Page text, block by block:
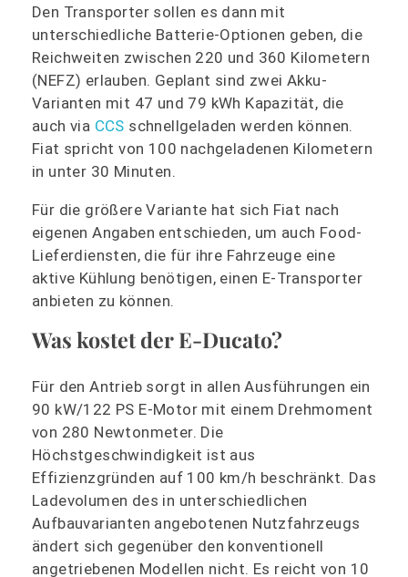
Den Transporter sollen es dann mit
unterschiedliche Batterie-Optionen geben, die
Reichweiten zwischen 220 und 360 Kilometern
(NEFZ) erlauben. Geplant sind zwei Akku-
Varianten mit 47 und 79 kWh Kapazität, die
auch via CCS schnellgeladen werden können.
Fiat spricht von 100 nachgeladenen Kilometern
in unter 30 Minuten.
Für die größere Variante hat sich Fiat nach
eigenen Angaben entschieden, um auch Food-
Lieferdiensten, die für ihre Fahrzeuge eine
aktive Kühlung benötigen, einen E-Transporter
anbieten zu können.
Was kostet der E-Ducato?
Für den Antrieb sorgt in allen Ausführungen ein
90 kW/122 PS E-Motor mit einem Drehmoment
von 280 Newtonmeter. Die
Höchstgeschwindigkeit ist aus
Effizienzgründen auf 100 km/h beschränkt. Das
Ladevolumen des in unterschiedlichen
Aufbauvarianten angebotenen Nutzfahrzeugs
ändert sich gegenüber den konventionell
angetriebenen Modellen nicht. Es reicht von 10